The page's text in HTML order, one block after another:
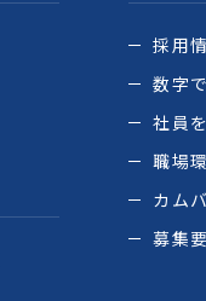
採用
数字
社員
職場
カム
募集